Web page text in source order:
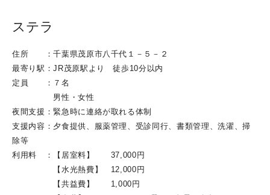
ステラ
住所 ：千葉県茂原市八千代１－５－２
最寄り駅：JR茂原駅より 徒歩10分以内
定員 ：７名
男性・女性
夜間支援：緊急時に連絡が取れる体制
支援内容：夕食提供、服薬管理、受診同行、書類管理、洗濯、掃
除等
利用料 ：【居室料】 37,000円
【水光熱費】 12,000円
【共益費】 1,000円